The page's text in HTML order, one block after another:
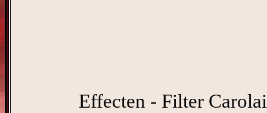
Effecten - Filter